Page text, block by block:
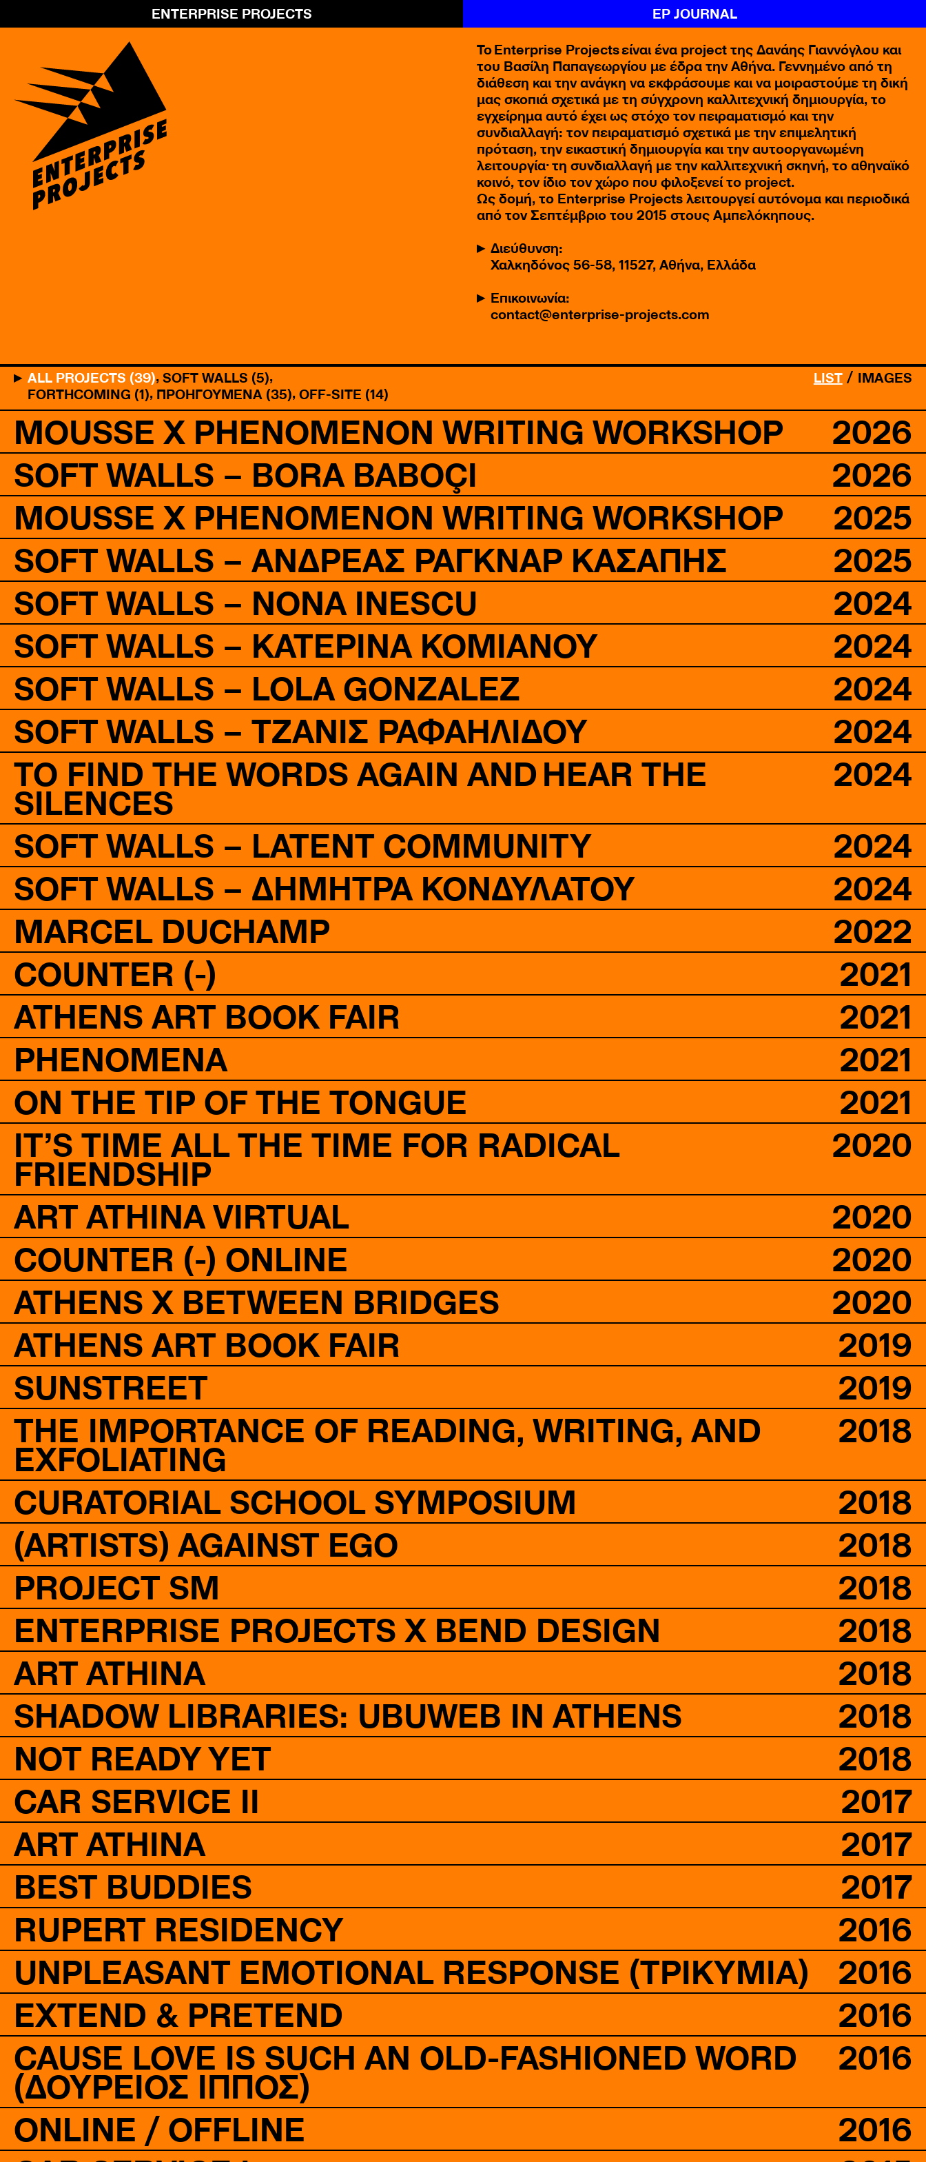
ENTERPRISE PROJECTS
EP JOURNAL
ΤοEnterprise Projectsείναι ένα project της Δανάης Γιαννόγλου και
του Βασίλη Παπαγεωργίου με έδρα την Αθήνα. Γεννημένο από τη
διάθεση και την ανάγκη να εκφράσουμε και να μοιραστούμε τη δική
μας σκοπιά σχετικά με τη σύγχρονη καλλιτεχνική δημιουργία, το
εγχείρημα αυτό έχει ως στόχο τον πειραματισμό και την
συνδιαλλαγή: τον πειραματισμό σχετικά με την επιμελητική
πρόταση, την εικαστική δημιουργία και την αυτοοργανωμένη
λειτουργία· τη συνδιαλλαγή με την καλλιτεχνική σκηνή, το αθηναϊκό
κοινό, τον ίδιο τον χώρο που φιλοξενεί το project.
Ως δομή, το Enterprise Projects λειτουργεί αυτόνομα και περιοδικά
από τον Σεπτέμβριο του 2015 στους Αμπελόκηπους.
Διεύθυνση:
Χαλκηδόνος 56-58, 11527, Αθήνα, Ελλάδα
Επικοινωνία:
contact@enterprise-projects.com
ALL PROJECTS (39) SOFT WALLS (5)
FORTHCOMING (1) ΠΡΟΗΓΟΥΜΕΝΑ (35) OFF-SITE (14)
LIST IMAGES
MOUSSE X PHENOMENON WRITING WORKSHOP
2026
SOFT WALLS – BORA BABOÇI
2026
MOUSSE X PHENOMENON WRITING WORKSHOP
2025
SOFT WALLS – ΑΝΔΡΕΑΣ ΡΑΓΚΝΑΡ ΚΑΣΑΠΗΣ
2025
SOFT WALLS – NONA INESCU
2024
SOFT WALLS – ΚΑΤΕΡΙΝΑ ΚΟΜΙΑΝΟΥ
2024
SOFT WALLS – LOLA GONZALEZ
2024
SOFT WALLS – ΤΖΑΝΙΣ ΡΑΦΑΗΛΙΔΟΥ
2024
TO FIND THE WORDS AGAIN AND HEAR THE
SILENCES
2024
SOFT WALLS – LATENT COMMUNITY
2024
SOFT WALLS – ΔΗΜΗΤΡΑ ΚΟΝΔΥΛΑΤΟΥ
2024
MARCEL DUCHAMP
2022
COUNTER (-)
2021
ATHENS ART BOOK FAIR
2021
PHENOMENA
2021
ON THE TIP OF THE TONGUE
2021
IT’S TIME ALL THE TIME FOR RADICAL
FRIENDSHIP
2020
ART ATHINA VIRTUAL
2020
COUNTER (-) ONLINE
2020
ATHENS X BETWEEN BRIDGES
2020
ATHENS ART BOOK FAIR
2019
SUNSTREET
2019
THE IMPORTANCE OF READING, WRITING, AND
EXFOLIATING
2018
CURATORIAL SCHOOL SYMPOSIUM
2018
(ARTISTS) AGAINST EGO
2018
PROJECT SM
2018
ENTERPRISE PROJECTS X BEND DESIGN
2018
ART ATHINA
2018
SHADOW LIBRARIES: UBUWEB IN ATHENS
2018
NOT READY YET
2018
CAR SERVICE II
2017
ART ATHINA
2017
BEST BUDDIES
2017
RUPERT RESIDENCY
2016
UNPLEASANT EMOTIONAL RESPONSE (ΤΡΙΚΥΜΊΑ)
2016
EXTEND & PRETEND
2016
CAUSE LOVE IS SUCH AN OLD-FASHIONED WORD
(ΔΟΎΡΕΙΟΣ ΊΠΠΟΣ)
2016
ONLINE / OFFLINE
2016